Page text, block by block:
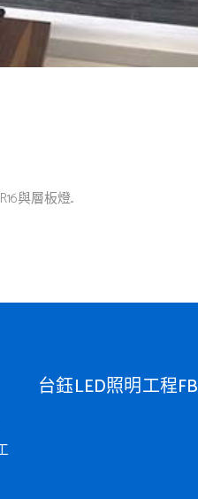
與層板燈...
台鈺LED照明工程FB